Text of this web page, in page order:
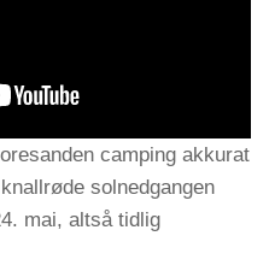
camping akkurat
solnedgangen
mai, altså tidlig